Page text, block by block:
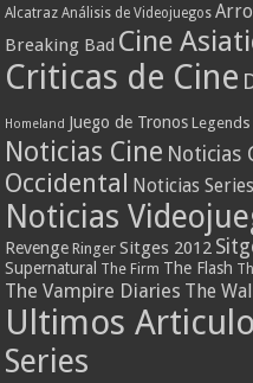
Alcatraz Análisis de Videojuegos
Breaking Bad Cine
Criticas de Cine
Homeland Juego de Tronos
Noticias Cine Noticias
Occidental Noticias Series
Noticias
Revenge Ringer Sitges 2012
Supernatural The Firm The Flash
The Vampire Diaries The
Ultimos
Series